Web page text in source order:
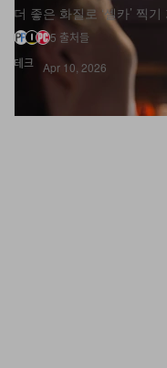
테크
5 출처들
Apr 10, 2026